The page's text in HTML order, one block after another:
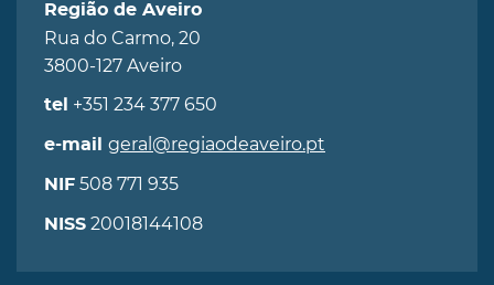
Região de Aveiro
Rua do Carmo, 20
3800-127 Aveiro
tel +351 234 377 650
e-mail geral@regiaodeaveiro.pt
NIF 508 771 935
NISS 20018144108